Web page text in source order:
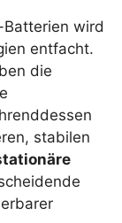
wird
entfacht.
die
stabilen